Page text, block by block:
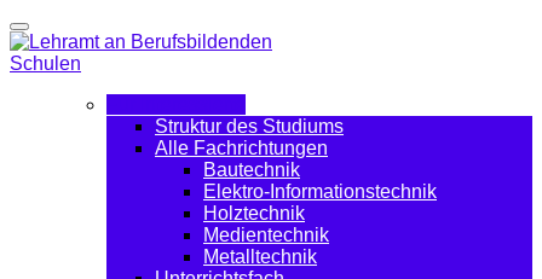
Struktur des Studiums
Alle Fachrichtungen
Bautechnik
Elektro-Informationstechnik
Holztechnik
Medientechnik
Metalltechnik